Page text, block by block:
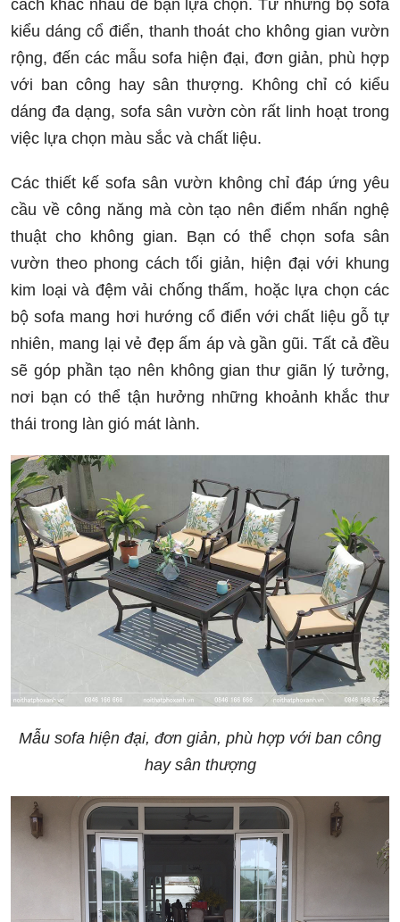
cách khác nhau để bạn lựa chọn. Từ những bộ sofa
kiểu dáng cổ điển, thanh thoát cho không gian vườn
rộng, đến các mẫu sofa hiện đại, đơn giản, phù hợp
với ban công hay sân thượng. Không chỉ có kiểu
dáng đa dạng, sofa sân vườn còn rất linh hoạt trong
việc lựa chọn màu sắc và chất liệu.
Các thiết kế sofa sân vườn không chỉ đáp ứng yêu
cầu về công năng mà còn tạo nên điểm nhấn nghệ
thuật cho không gian. Bạn có thể chọn sofa sân
vườn theo phong cách tối giản, hiện đại với khung
kim loại và đệm vải chống thấm, hoặc lựa chọn các
bộ sofa mang hơi hướng cổ điển với chất liệu gỗ tự
nhiên, mang lại vẻ đẹp ấm áp và gần gũi. Tất cả đều
sẽ góp phần tạo nên không gian thư giãn lý tưởng,
nơi bạn có thể tận hưởng những khoảnh khắc thư
thái trong làn gió mát lành.
Mẫu sofa hiện đại, đơn giản, phù hợp với ban công
hay sân thượng